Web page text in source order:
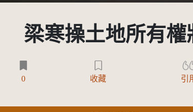
梁寒操土地所有權
0 收藏 引